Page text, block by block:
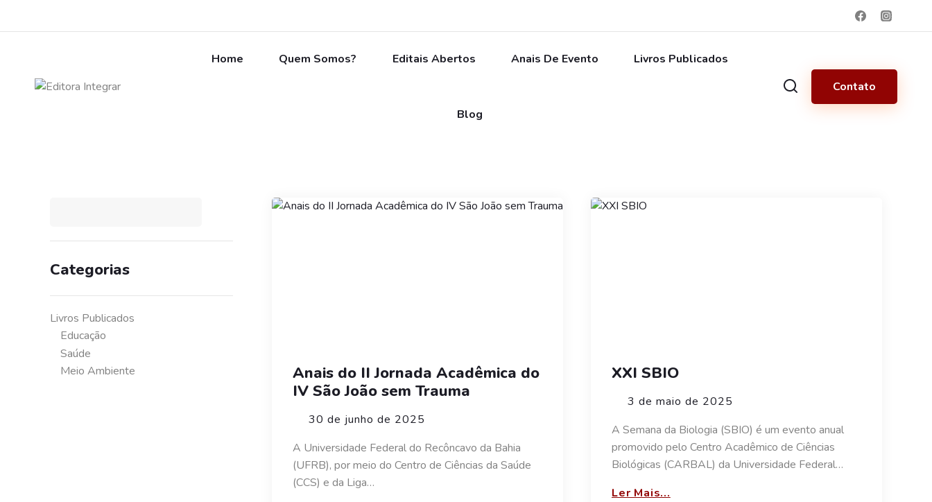
Home Quem Somos? Editais Abertos Anais De Evento Livros Publicados
Blog
Contato
Anais do II Jornada Acadêmica do
IV São João sem Trauma
30 de junho de 2025
A Universidade Federal do Recôncavo da Bahia
(UFRB), por meio do Centro de Ciências da Saúde
(CCS) e da Liga…
XXI SBIO
3 de maio de 2025
A Semana da Biologia (SBIO) é um evento anual
promovido pelo Centro Acadêmico de Ciências
Biológicas (CARBAL) da Universidade Federal…
Ler Mais...
Categorias
Livros Publicados
Educação
Saúde
Meio Ambiente